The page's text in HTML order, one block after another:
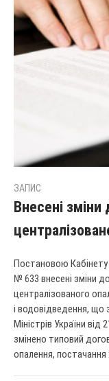
ЗАПИС
Внесені
Постановою Кабінету
№ 633 внесені зміни
централізованого
і водовідведення, що
Міністрів України
змінено типовий
опалення, постачання